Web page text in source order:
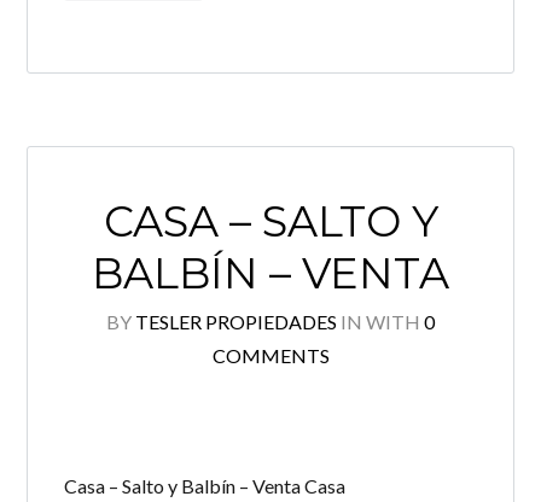
CASA – SALTO Y
BALBÍN – VENTA
BY TESLER PROPIEDADES IN WITH 0
COMMENTS
Casa – Salto y Balbín – Venta Casa